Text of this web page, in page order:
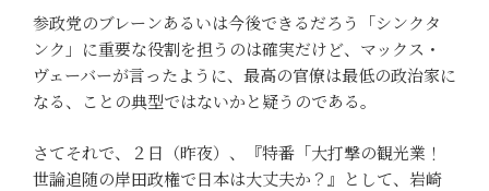
参政党のブレーンあるいは今後できるだろう「シンクタ
ンク」に重要な役割を担うのは確実だけど、マックス・
ヴェーバーが言ったように、最高の官僚は最低の政治家に
なる、ことの典型ではないかと疑うのである。
さてそれで、２日（昨夜）、『特番「大打撃の観光業！
世論追随の岸田政権で日本は大丈夫か？』として、岩崎